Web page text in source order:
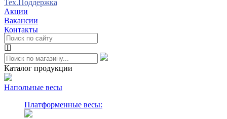
Тех.Поддержка
Акции
Вакансии
Контакты
Каталог продукции
Напольные весы
Платформенные весы: